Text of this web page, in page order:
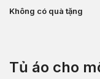
Không có quà tặng
Tủ áo cho